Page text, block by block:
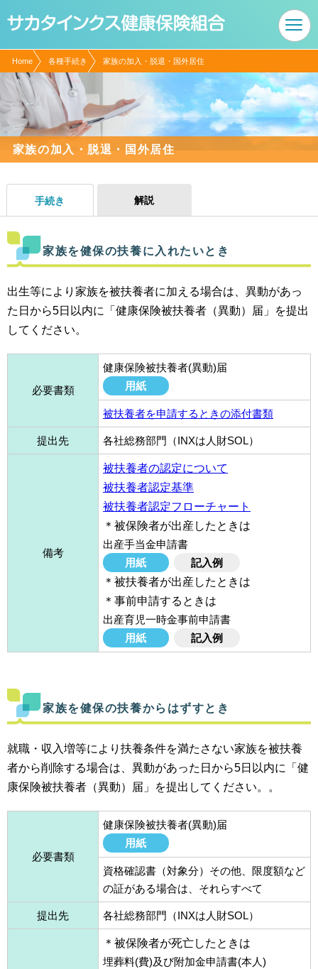
Home 各種手続き 家族の加入・脱退・国外居住
家族の加入・脱退・国外居住
手続き 解説
家族を健保の扶養に入れたいとき
出生等により家族を被扶養者に加える場合は、 異動があっ
た日から5日以内に
「健康保険被扶養者（異動）届」を提出
してください。
必要書類
健康保険被扶養者(異動)届
用紙
被扶養者を申請するときの添付書類
提出先 各社総務部門（INXは人財SOL）
備考
被扶養者の認定について
被扶養者認定基準
被扶養者認定フローチャート
＊被保険者が出産したときは
出産手当金申請書
用紙
記入例
＊被扶養者が出産したときは
＊事前申請するときは
出産育児一時金事前申請書
用紙
記入例
家族を健保の扶養からはずすとき
就職・収入増等により扶養条件を満たさない家族を被扶養
者から削除する場合は、 異動があった日から5日以内に
「健
康保険被扶養者（異動）届」を提出してください。。
必要書類
健康保険被扶養者(異動)届
用紙
資格確認書（対象分）その他、限度額など
の証がある場合は、それらすべて
提出先 各社総務部門（INXは人財SOL）
＊被保険者が死亡したときは
埋葬料(費)及び附加金申請書(本人)